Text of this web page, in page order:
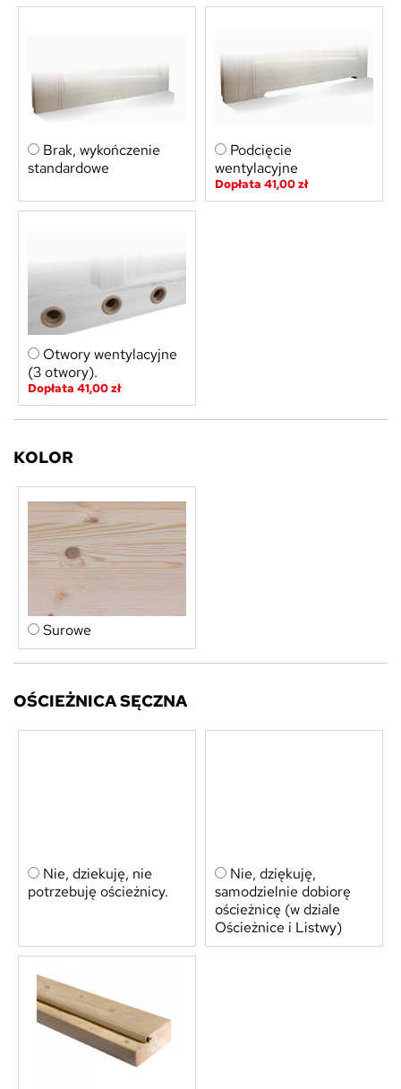
Brak, wykończenie
standardowe
Podcięcie
wentylacyjne
Dopłata 41,00 zł
Otwory wentylacyjne
(3 otwory).
Dopłata 41,00 zł
KOLOR
Surowe
OŚCIEŻNICA SĘCZNA
Nie, dziekuję, nie
potrzebuję ościeżnicy.
Nie, dziękuję,
samodzielnie dobiorę
ościeżnicę (w dziale
Ościeżnice i Listwy)